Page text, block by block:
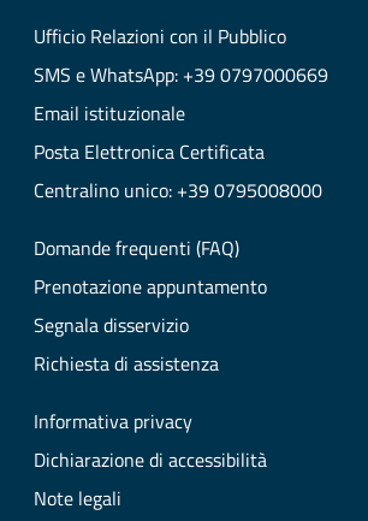
Ufficio Relazioni con il Pubblico
SMS e WhatsApp: +39 0797000669
Email istituzionale
Posta Elettronica Certificata
Centralino unico: +39 0795008000
Domande frequenti (FAQ)
Prenotazione appuntamento
Segnala disservizio
Richiesta di assistenza
Informativa privacy
Dichiarazione di accessibilità
Note legali